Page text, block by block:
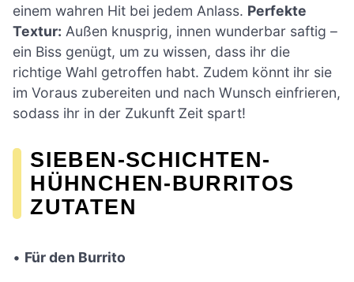
einem wahren Hit bei jedem Anlass. Perfekte
Textur: Außen knusprig, innen wunderbar saftig –
ein Biss genügt, um zu wissen, dass ihr die
richtige Wahl getroffen habt. Zudem könnt ihr sie
im Voraus zubereiten und nach Wunsch einfrieren,
sodass ihr in der Zukunft Zeit spart!
SIEBEN-SCHICHTEN-
HÜHNCHEN-BURRITOS
ZUTATEN
• Für den Burrito